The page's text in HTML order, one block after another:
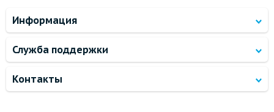
Информация
Служба поддержки
Контакты